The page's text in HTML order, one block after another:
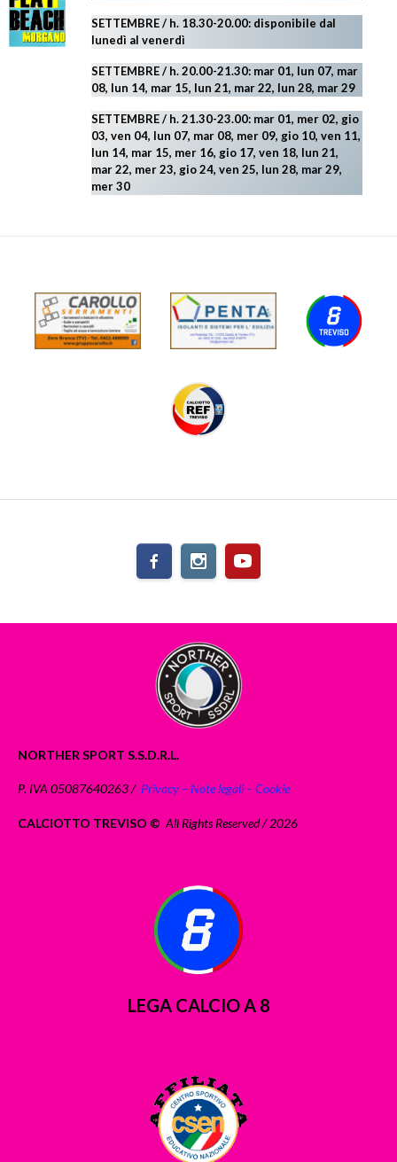
SETTEMBRE / h. 18.30-20.00: disponibile dal
lunedì al venerdì
SETTEMBRE / h. 20.00-21.30: mar 01, lun 07, mar
08, lun 14, mar 15, lun 21, mar 22, lun 28, mar 29
SETTEMBRE / h. 21.30-23.00: mar 01, mer 02, gio
03, ven 04, lun 07, mar 08, mer 09, gio 10, ven 11,
lun 14, mar 15, mer 16, gio 17, ven 18, lun 21,
mar 22, mer 23, gio 24, ven 25, lun 28, mar 29,
mer 30
NORTHER SPORT S.S.D.R.L.
P. IVA 05087640263 / Privacy – Note legali – Cookie
CALCIOTTO TREVISO © All Rights Reserved / 2026
LEGA CALCIO A 8